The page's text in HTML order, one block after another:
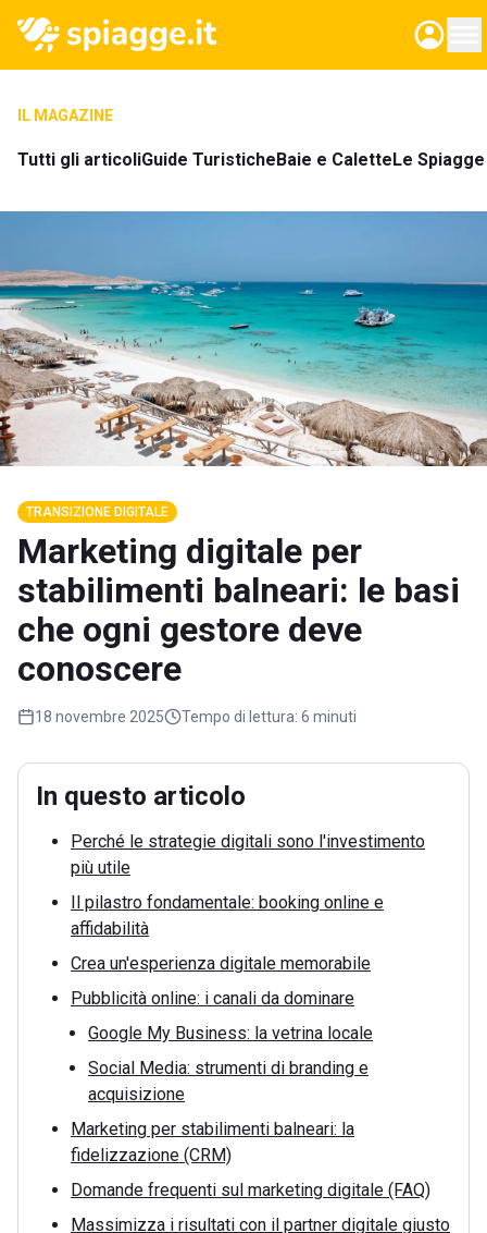
IL MAGAZINE
Tutti gli articoliGuide TuristicheBaie e CaletteLe
TRANSIZIONE DIGITALE
Marketing digitale per
stabilimenti balneari: le basi
che ogni gestore deve
conoscere
18 novembre 2025 Tempo di lettura: 6 minuti
In questo articolo
Perché le strategie digitali sono l'investimento
più utile
Il pilastro fondamentale: booking online e
affidabilità
Crea un'esperienza digitale memorabile
Pubblicità online: i canali da dominare
Google My Business: la vetrina locale
Social Media: strumenti di branding e
acquisizione
Marketing per stabilimenti balneari: la
fidelizzazione (CRM)
Domande frequenti sul marketing digitale (FAQ)
Massimizza i risultati con il partner digitale giusto